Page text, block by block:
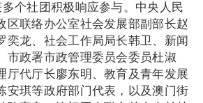
个社团积极响应参与。中央人民
区联络办公室社会发展部副部长赵
奕龙、社会工作局局长韩卫、新闻
市政署市政管理委员会委员杜淑
厅代厅长廖东明、教育及青年发展
安琪等政府部门代表，以及澳门街